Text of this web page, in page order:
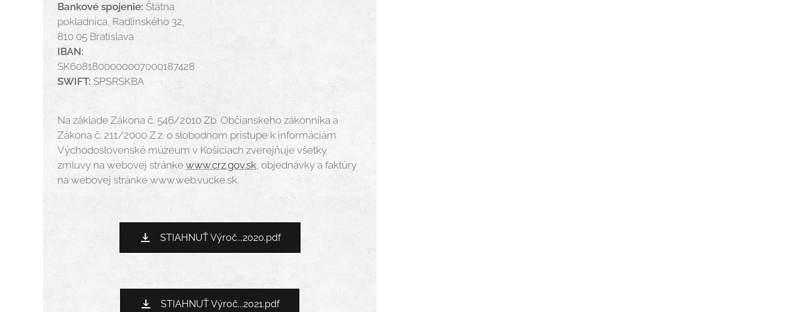
Bankové spojenie: Štátna
pokladnica, Radlinského 32,
810 05 Bratislava
IBAN:
SK6081800000007000187428
SWIFT: SPSRSKBA
Na základe Zákona č. 546/2010 Zb. Občianskeho zákonníka a
Zákona č. 211/2000 Z.z. o slobodnom prístupe k informáciám
Východoslovenské múzeum v Košiciach zverejňuje všetky
zmluvy na webovej stránke www.crz.gov.sk, objednávky a faktúry
na webovej stránke www.web.vucke.sk.
STIAHNUŤ Výroč...2020.pdf
STIAHNUŤ Výroč...2021.pdf